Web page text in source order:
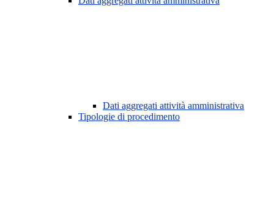
Dati aggregati attività amministrativa
Tipologie di procedimento